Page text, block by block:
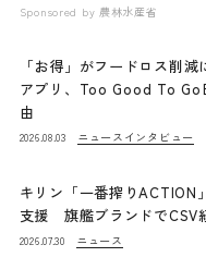
Sponsored by 農林水産省
「お得」がフードロス削
アプリ、Too Good To Go
由
2026.08.03 ニュース インタビュー
キリン「一番搾りACTION
支援 旗艦ブランドでCSV
2026.07.30 ニュース